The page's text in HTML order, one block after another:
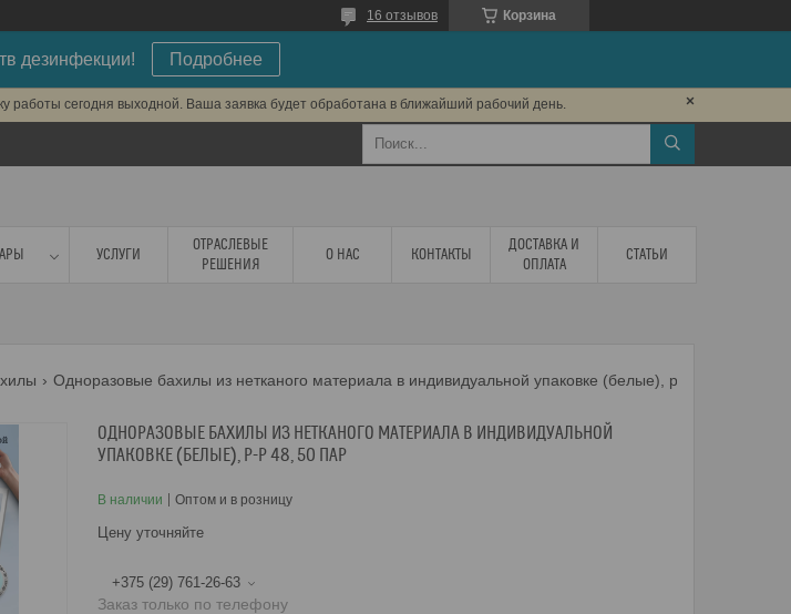
Корзина
16 отзывов
дезинфекции! Подробнее
работы сегодня выходной. Ваша заявка будет обработана в ближайший рабочий день.
УСЛУГИ
ОТРАСЛЕВЫЕ
РЕШЕНИЯ
О НАС КОНТАКТЫ
ДОСТАВКА И
ОПЛАТА
СТАТЬИ
ОДНОРАЗОВЫЕ БАХИЛЫ ИЗ НЕТКАНОГО МАТЕРИАЛА В ИНДИВИДУАЛЬНОЙ
УПАКОВКЕ (БЕЛЫЕ), Р-Р 48, 50 ПАР
В наличии Оптом и в розницу
Цену уточняйте
+375 (29) 761-26-63
Заказ только по телефону